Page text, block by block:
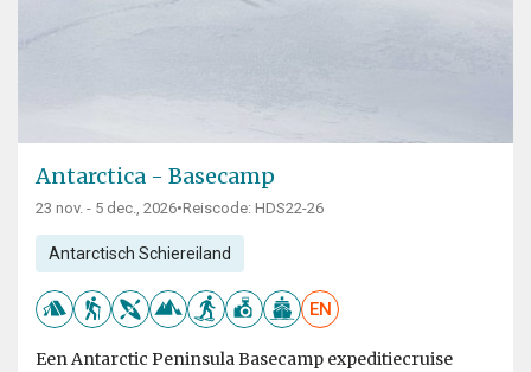
Antarctica - Basecamp
23 nov. - 5 dec., 2026•Reiscode: HDS22-26
Antarctisch Schiereiland
EN
Een Antarctic Peninsula Basecamp expeditiecruise